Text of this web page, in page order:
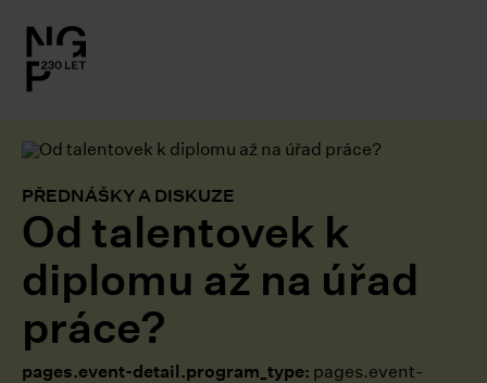
PŘEDNÁŠKY A DISKUZE
Od talentovek k
diplomu až na úřad
práce?
pages.event-detail.program_type: pages.event-